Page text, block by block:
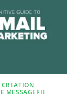
CREATION
MESSAGERIE